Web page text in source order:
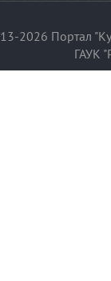
2026 Портал
ГАУК